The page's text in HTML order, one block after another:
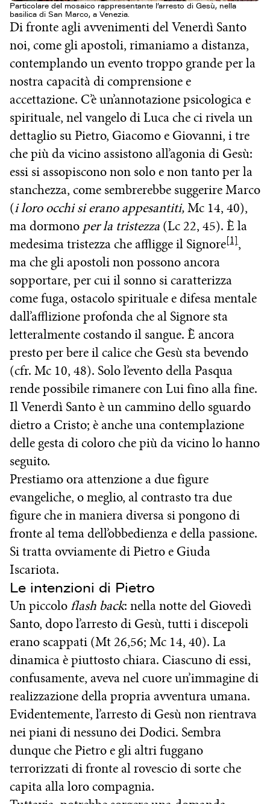
Particolare del mosaico rappresentante l’arresto di Gesù, nella
basilica di San Marco, a Venezia.
Di fronte agli avvenimenti del Venerdì Santo
noi, come gli apostoli, rimaniamo a distanza,
contemplando un evento troppo grande per la
nostra capacità di comprensione e
accettazione. C’è un’annotazione psicologica e
spirituale, nel vangelo di Luca che ci rivela un
dettaglio su Pietro, Giacomo e Giovanni, i tre
che più da vicino assistono all’agonia di Gesù:
essi si assopiscono non solo e non tanto per la
stanchezza, come sembrerebbe suggerire Marco
(i loro occhi si erano appesantiti,Mc 14, 40),
ma dormono per la tristezza (Lc 22, 45). È la
medesima tristezza che affligge il Signore[1],
ma che gli apostoli non possono ancora
sopportare, per cui il sonno si caratterizza
come fuga, ostacolo spirituale e difesa mentale
dall’afflizione profonda che al Signore sta
letteralmente costando il sangue. È ancora
presto per bere il calice che Gesù sta bevendo
(cfr. Mc 10, 48). Solo l’evento della Pasqua
rende possibile rimanere con Lui fino alla fine.
Il Venerdì Santo è un cammino dello sguardo
dietro a Cristo; è anche una contemplazione
delle gesta di coloro che più da vicino lo hanno
seguito.
Prestiamo ora attenzione a due figure
evangeliche, o meglio, al contrasto tra due
figure che in maniera diversa si pongono di
fronte al tema dell’obbedienza e della passione.
Si tratta ovviamente di Pietro e Giuda
Iscariota.
Le intenzioni di Pietro
Un piccoloflash back: nella notte del Giovedì
Santo, dopo l’arresto di Gesù, tutti i discepoli
erano scappati (Mt 26,56; Mc 14, 40). La
dinamica è piuttosto chiara. Ciascuno di essi,
confusamente, aveva nel cuore un’immagine di
realizzazione della propria avventura umana.
Evidentemente, l’arresto di Gesù non rientrava
nei piani di nessuno dei Dodici. Sembra
dunque che Pietro e gli altri fuggano
terrorizzati di fronte al rovescio di sorte che
capita alla loro compagnia.